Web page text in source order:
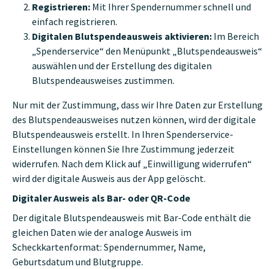
Registrieren: Mit Ihrer Spendernummer schnell und
einfach registrieren.
Digitalen Blutspendeausweis aktivieren: Im Bereich
„Spenderservice“ den Menüpunkt „Blutspendeausweis“
auswählen und der Erstellung des digitalen
Blutspendeausweises zustimmen.
Nur mit der Zustimmung, dass wir Ihre Daten zur Erstellung
des Blutspendeausweises nutzen können, wird der digitale
Blutspendeausweis erstellt. In Ihren Spenderservice-
Einstellungen können Sie Ihre Zustimmung jederzeit
widerrufen. Nach dem Klick auf „Einwilligung widerrufen“
wird der digitale Ausweis aus der App gelöscht.
Digitaler Ausweis als Bar- oder QR-Code
Der digitale Blutspendeausweis mit Bar-Code enthält die
gleichen Daten wie der analoge Ausweis im
Scheckkartenformat: Spendernummer, Name,
Geburtsdatum und Blutgruppe.